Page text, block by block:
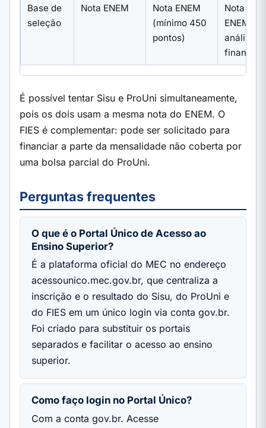
Base de
seleção
Nota ENEM
Nota ENEM
(mínimo 450
pontos)
Nota
ENEM e
análise
É possível tentar Sisu e ProUni simultaneamente,
pois os dois usam a mesma nota do ENEM. O
FIES é complementar: pode ser solicitado para
financiar a parte da mensalidade não coberta por
uma bolsa parcial do ProUni.
Perguntas frequentes
O que é o Portal Único de Acesso ao
Ensino Superior?
É a plataforma oficial do MEC no endereço
acessounico.mec.gov.br, que centraliza a
inscrição e o resultado do Sisu, do ProUni e
do FIES em um único login via conta gov.br.
Foi criado para substituir os portais
separados e facilitar o acesso ao ensino
superior.
Como faço login no Portal Único?
Com a conta gov.br. Acesse